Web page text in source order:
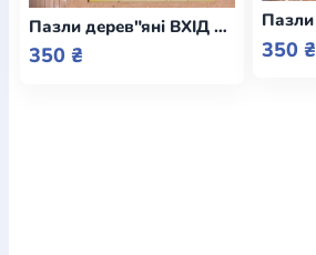
Пазли дерев"яні ВХІД ГОСПОДНІЙ В ЄРУСАЛИМ
350 ₴ 350 ₴